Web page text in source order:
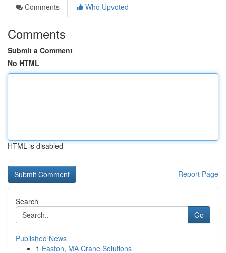
Comments
Who Upvoted
Comments
Submit a Comment
No HTML
HTML is disabled
Report Page
Search
Go
Published News
1 Easton, MA Crane Solutions